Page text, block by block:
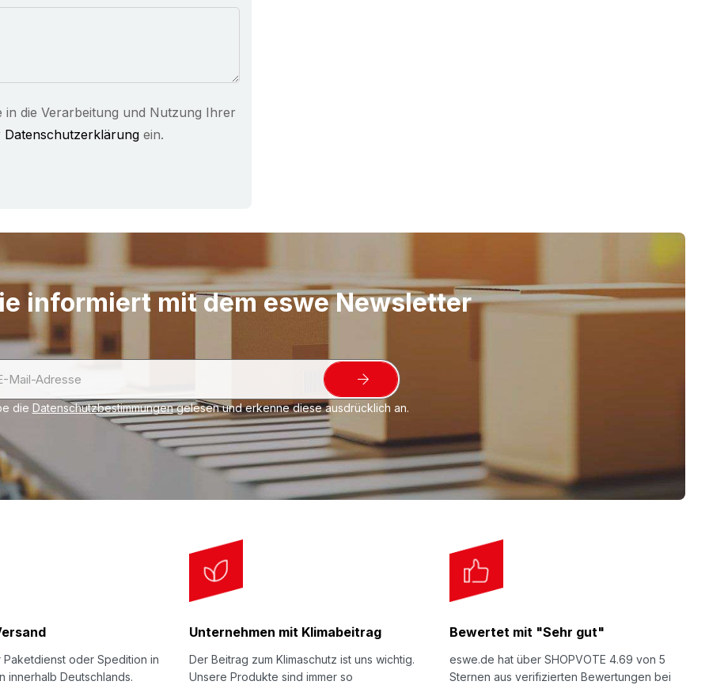
in die Verarbeitung und Nutzung Ihrer
Datenschutzerklärung ein.
informiert mit dem eswe Newsletter
die Datenschutzbestimmungengelesen und erkenne diese ausdrücklich an.
Paketdienst oder Spedition in
innerhalb Deutschlands.
Unternehmen mit Klimabeitrag
Der Beitrag zum Klimaschutz ist uns wichtig.
Unsere Produkte sind immer so
Bewertet mit "Sehr gut"
eswe.de hat über SHOPVOTE 4.69 von 5
Sternen aus verifizierten Bewertungen bei